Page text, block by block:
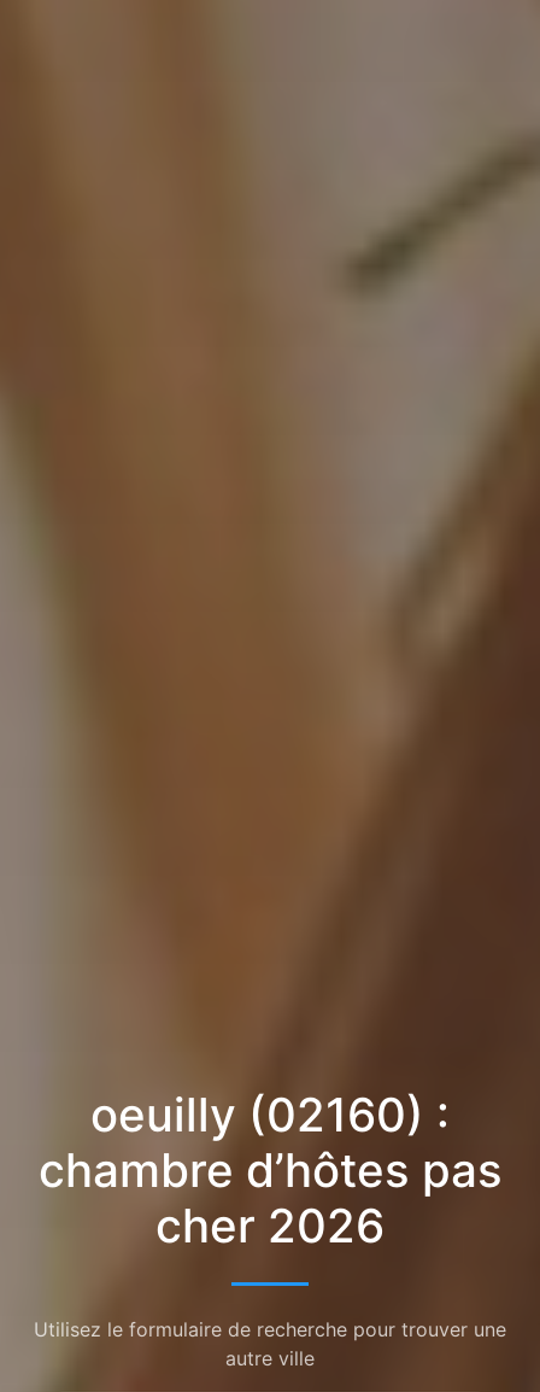
oeuilly (02160) :
chambre d’hôtes pas
cher 2026
Utilisez le formulaire de recherche pour trouver une
autre ville